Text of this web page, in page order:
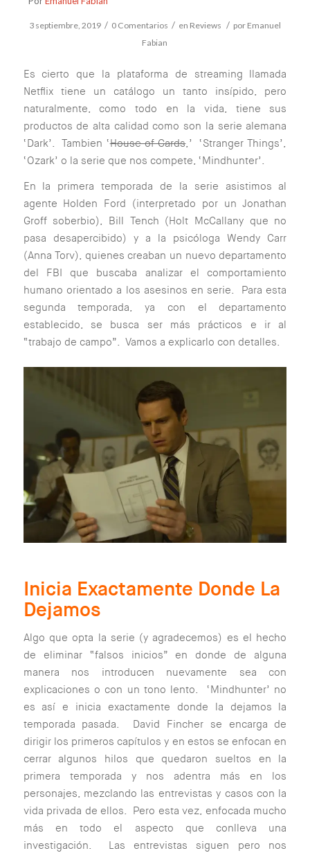
3 septiembre, 2019 / 0 Comentarios / en Reviews / por Emanuel
Fabian
Es cierto que la plataforma de streaming llamada
Netflix tiene un catálogo un tanto insípido, pero
naturalmente, como todo en la vida, tiene sus
productos de alta calidad como son la serie alemana
‘Dark’. Tambien ‘House of Cards,’ ‘Stranger Things’,
‘Ozark’ o la serie que nos compete, ‘Mindhunter’.
En la primera temporada de la serie asistimos al
agente Holden Ford (interpretado por un Jonathan
Groff soberbio), Bill Tench (Holt McCallany que no
pasa desapercibido) y a la psicóloga Wendy Carr
(Anna Torv), quienes creaban un nuevo departamento
del FBI que buscaba analizar el comportamiento
humano orientado a los asesinos en serie. Para esta
segunda temporada, ya con el departamento
establecido, se busca ser más prácticos e ir al
“trabajo de campo”. Vamos a explicarlo con detalles.
Inicia Exactamente Donde La
Dejamos
Algo que opta la serie (y agradecemos) es el hecho
de eliminar “falsos inicios” en donde de alguna
manera nos introducen nuevamente sea con
explicaciones o con un tono lento. ‘Mindhunter’ no
es así e inicia exactamente donde la dejamos la
temporada pasada. David Fincher se encarga de
dirigir los primeros capítulos y en estos se enfocan en
cerrar algunos hilos que quedaron sueltos en la
primera temporada y nos adentra más en los
personajes, mezclando las entrevistas y casos con la
vida privada de ellos. Pero esta vez, enfocada mucho
más en todo el aspecto que conlleva una
investigación. Las entrevistas siguen pero nos